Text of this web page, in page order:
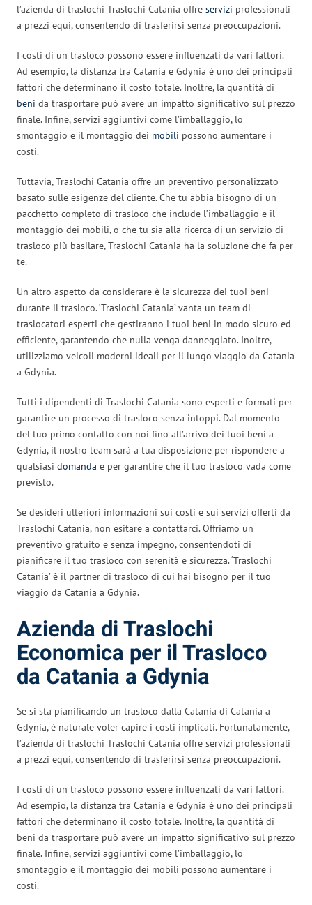
l’azienda di traslochi Traslochi Catania offre servizi professionali
a prezzi equi, consentendo di trasferirsi senza preoccupazioni.
I costi di un trasloco possono essere influenzati da vari fattori.
Ad esempio, la distanza tra Catania e Gdynia è uno dei principali
fattori che determinano il costo totale. Inoltre, la quantità di
beni da trasportare può avere un impatto significativo sul prezzo
finale. Infine, servizi aggiuntivi come l’imballaggio, lo
smontaggio e il montaggio dei mobili possono aumentare i
costi.
Tuttavia, Traslochi Catania offre un preventivo personalizzato
basato sulle esigenze del cliente. Che tu abbia bisogno di un
pacchetto completo di trasloco che include l’imballaggio e il
montaggio dei mobili, o che tu sia alla ricerca di un servizio di
trasloco più basilare, Traslochi Catania ha la soluzione che fa per
te.
Un altro aspetto da considerare è la sicurezza dei tuoi beni
durante il trasloco. ‘Traslochi Catania’ vanta un team di
traslocatori esperti che gestiranno i tuoi beni in modo sicuro ed
efficiente, garantendo che nulla venga danneggiato. Inoltre,
utilizziamo veicoli moderni ideali per il lungo viaggio da Catania
a Gdynia.
Tutti i dipendenti di Traslochi Catania sono esperti e formati per
garantire un processo di trasloco senza intoppi. Dal momento
del tuo primo contatto con noi fino all’arrivo dei tuoi beni a
Gdynia, il nostro team sarà a tua disposizione per rispondere a
qualsiasi domanda e per garantire che il tuo trasloco vada come
previsto.
Se desideri ulteriori informazioni sui costi e sui servizi offerti da
Traslochi Catania, non esitare a contattarci. Offriamo un
preventivo gratuito e senza impegno, consentendoti di
pianificare il tuo trasloco con serenità e sicurezza. ‘Traslochi
Catania’ è il partner di trasloco di cui hai bisogno per il tuo
viaggio da Catania a Gdynia.
Azienda di Traslochi
Economica per il Trasloco
da Catania a Gdynia
Se si sta pianificando un trasloco dalla Catania di Catania a
Gdynia, è naturale voler capire i costi implicati. Fortunatamente,
l’azienda di traslochi Traslochi Catania offre servizi professionali
a prezzi equi, consentendo di trasferirsi senza preoccupazioni.
I costi di un trasloco possono essere influenzati da vari fattori.
Ad esempio, la distanza tra Catania e Gdynia è uno dei principali
fattori che determinano il costo totale. Inoltre, la quantità di
beni da trasportare può avere un impatto significativo sul prezzo
finale. Infine, servizi aggiuntivi come l’imballaggio, lo
smontaggio e il montaggio dei mobili possono aumentare i
costi.